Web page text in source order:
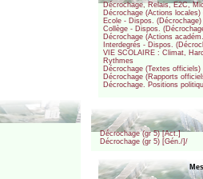
Décrochage, Relais, E2C,
Décrochage (Actions locales)
Ecole - Dispos. (Décrochage)
Collège - Dispos.
Décrochage (Actions
Interdegrés - Dispos.
VIE SCOLAIRE : Climat,
Rythmes
Décrochage (Textes officiels)
Décrochage (Rapports
Décrochage. Positions
Décrochage (gr 5) [Act.]
Décrochage (gr 5) [Gén./]/